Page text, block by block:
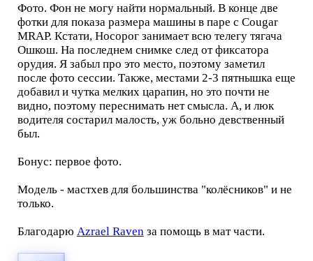
Фото. Фон не могу найти нормальный. В конце две
фотки для показа размера машины в паре с Cougar
MRAP. Кстати, Носорог занимает всю телегу тягача
Ошкош. На последнем снимке след от фиксатора
орудия. Я забыл про это место, поэтому заметил
после фото сессии. Также, местами 2-3 пятнышка еще
добавил и чутка мелких царапин, но это почти не
видно, поэтому переснимать нет смысла. А, и люк
водителя состарил малость, уж больно девственный
был.
Бонус: первое фото.
Модель - мастхев для большинства "колёсников" и не
только.
Благодарю Azrael Ravenза помощь в мат части.